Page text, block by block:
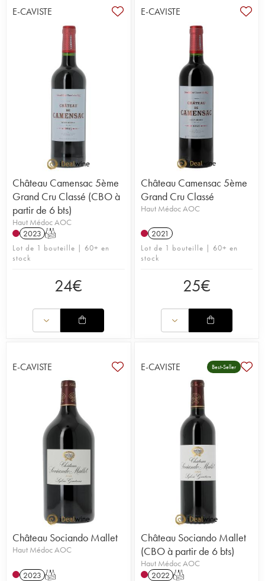
E-CAVISTE
Château Camensac 5ème
Grand Cru Classé (CBO à
partir de 6 bts)
Haut Médoc AOC
2023 T
Lot de 1 bouteille | 60+ en
stock
24€
E-CAVISTE
Château Camensac 5ème
Grand Cru Classé
Haut Médoc AOC
2021
Lot de 1 bouteille | 60+ en
stock
25€
E-CAVISTE
Château Sociando Mallet
Haut Médoc AOC
2023 T
E-CAVISTE Best-Seller
Château Sociando Mallet
(CBO à partir de 6 bts)
Haut Médoc AOC
2022 T